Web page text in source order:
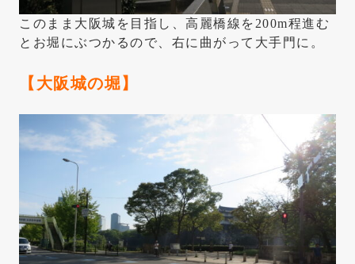
このまま大阪城を目指し、高麗橋線を200m程進む
とお堀にぶつかるので、右に曲がって大手門に。
【大阪城の堀】